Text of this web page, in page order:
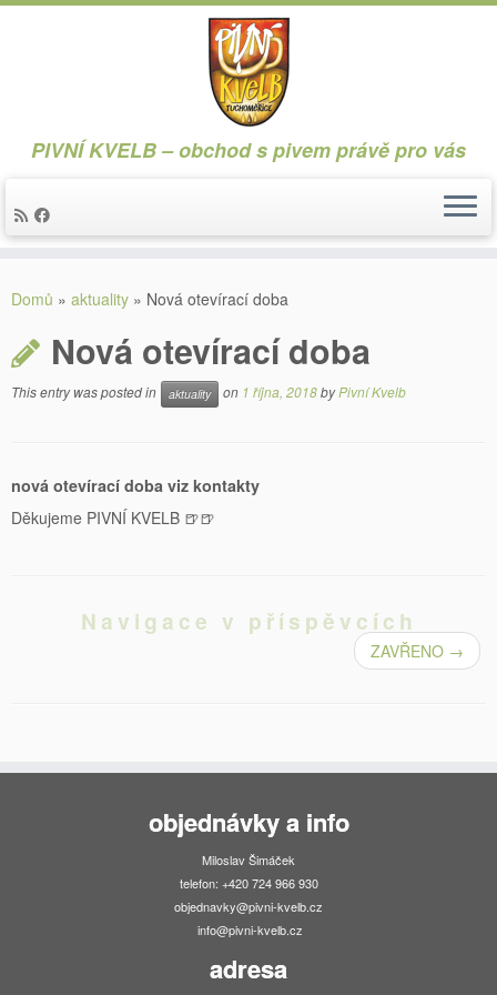
PIVNÍ KVELB – obchod s pivem právě pro vás
Domů » aktuality » Nová otevírací doba
Nová otevírací doba
This entry was posted in aktuality on 1 října, 2018byPivní Kvelb
nová otevírací doba viz kontakty
Děkujeme PIVNÍ KVELB 🍺🍺
Navigace v příspěvcích
ZAVŘENO →
objednávky a info
Miloslav Šimáček
telefon: +420 724 966 930
objednavky@pivni-kvelb.cz
info@pivni-kvelb.cz
adresa